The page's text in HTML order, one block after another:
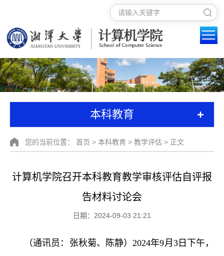
本科教育 +
您的当前位置： 首页 > 本科教育 > 教学评估 > 正文
计算机学院召开本科教育教学审核评估自评报
告材料讨论会
日期：2024-09-03 21:21
（通讯员：张秋菊、陈静）2024年9月3日下午，